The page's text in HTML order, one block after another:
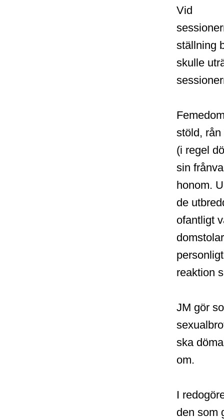
Vid
ställning
skulle
stöld,
(i regel
sin
honom.
de
ofantligt
reaktion
JM gör
ska
om.
I
den som